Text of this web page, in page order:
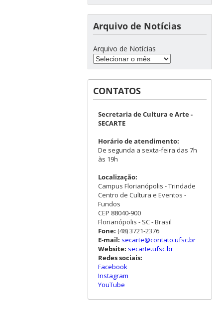
Arquivo de Notícias
Arquivo de Notícias
CONTATOS
Secretaria de Cultura e Arte -
SECARTE
Horário de atendimento:
De segunda a sexta-feira das 7h
às 19h
Localização:
Campus Florianópolis - Trindade
Centro de Cultura e Eventos -
Fundos
CEP 88040-900
Florianópolis - SC - Brasil
Fone: (48) 3721-2376
E-mail: secarte@contato.ufsc.br
Website: secarte.ufsc.br
Redes sociais:
Facebook
Instagram
YouTube